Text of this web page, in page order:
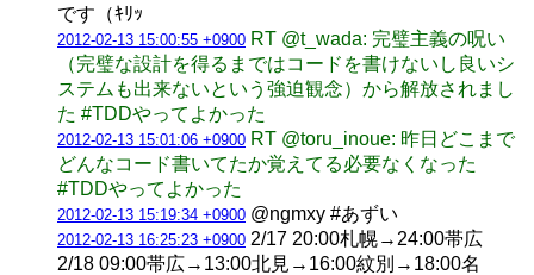
です（ｷﾘｯ
2012-02-13 15:00:55 +0900 RT @t_wada: 完璧主義の呪い
（完璧な設計を得るまではコードを書けないし良いシ
ステムも出来ないという強迫観念）から解放されまし
た #TDDやってよかった
2012-02-13 15:01:06 +0900 RT @toru_inoue: 昨日どこまで
どんなコード書いてたか覚えてる必要なくなった
#TDDやってよかった
2012-02-13 15:19:34 +0900 @ngmxy #あずい
2012-02-13 16:25:23 +0900 2/17 20:00札幌→24:00帯広
2/18 09:00帯広→13:00北見→16:00紋別→18:00名